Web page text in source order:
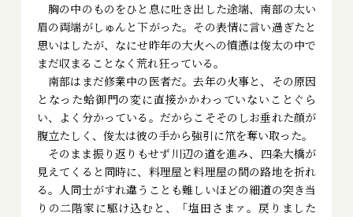
胸の中のものをひと息に吐き出した途端、南部の太い
眉の両端がしゅんと下がった。その表情に言い過ぎたと
思いはしたが、なにせ昨年の大火への憤懣は俊太の中で
まだ収まることなく荒れ狂っている。
南部はまだ修業中の医者だ。去年の火事と、その原因
となった蛤御門の変に直接かかわっていないことぐら
い、よく分かっている。だからこそそのしお垂れた顔が
腹立たしく、俊太は彼の手から強引に笊を奪い取った。
そのまま振り返りもせず川辺の道を進み、四条大橋が
見えてくると同時に、料理屋と料理屋の間の路地を折れ
る。人同士がすれ違うことも難しいほどの細道の突き当
りの二階家に駆け込むと、「塩田さまァ。戻りました